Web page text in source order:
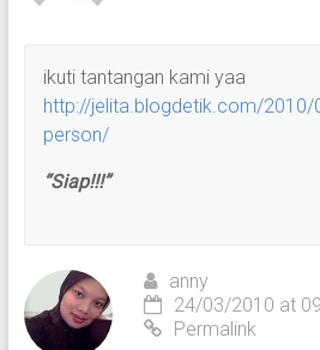
ikuti tantangan kami yaa
http://jelita.blogdetik.com/2010/
person/
“Siap!!!”
anny
24/03/2010 at
Permalink